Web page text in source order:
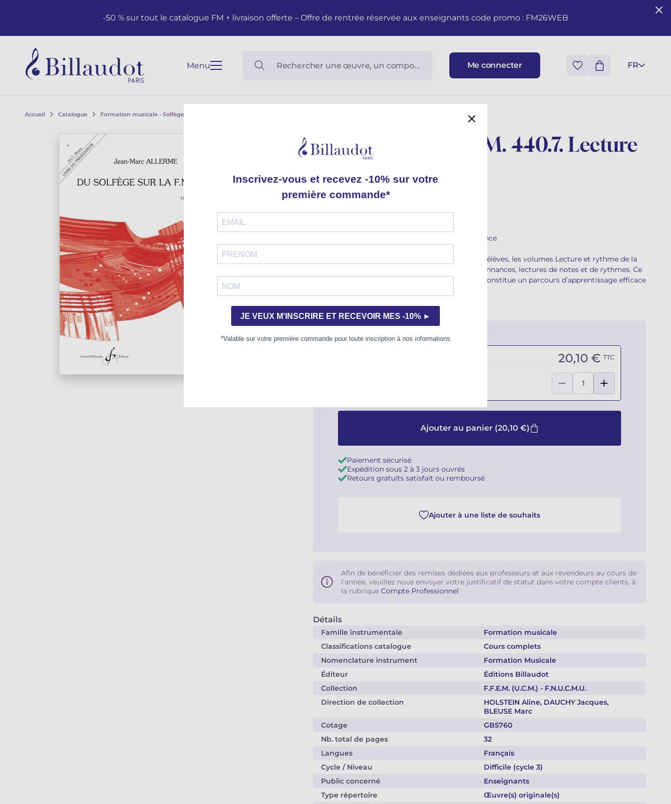
-50 % sur tout le catalogue FM + livraison offerte – Offre de rentrée réservée aux enseignants code promo : FM26WEB
Menu Me connecter FR
Accueil Catalogue Formation musicale - Solfège - Théorie
Du solfège sur la F.M. 440.7. Lecture
et rythme
Livre du professeur
Jean-Marc ALLERME
L’incontournable de la F.M. : la méthode de référence
Éprouvée par des générations de professeurs et d’élèves, les volumes Lecture et rythme de la
série « Du solfège à la F.M. 440 » regroupent ordonnances, lectures de notes et de rythmes. Ce
matériel pédagogique en 12 leçons progressives constitue un parcours d’apprentissage efficace
En savoir plus
Détails
Famille instrumentale
Formation musicale
Classifications catalogue
Cours complets
Nomenclature instrument
Formation Musicale
Éditeur
Éditions Billaudot
Collection
F.F.E.M. (U.C.M.) - F.N.U.C.M.U.
Direction de collection
HOLSTEIN Aline, DAUCHY Jacques,
BLEUSE Marc
Cotage
GB5760
Nb. total de pages
32
Langues
Français
Cycle / Niveau
Difficile (cycle 3)
Public concerné
Enseignants
Type répertoire
Œuvre(s) originale(s)
20,10 € TTC
Ajouter au panier (20,10 €)
Paiement sécurisé
Expédition sous 2 à 3 jours ouvrés
Retours gratuits satisfait ou remboursé
Ajouter à une liste de souhaits
Afin de bénéficier des remises dédiées aux professeurs et aux revendeurs au cours de
l'année, veuillez nous envoyer votre justificatif de statut dans votre compte clients, à
la rubrique Compte Professionnel